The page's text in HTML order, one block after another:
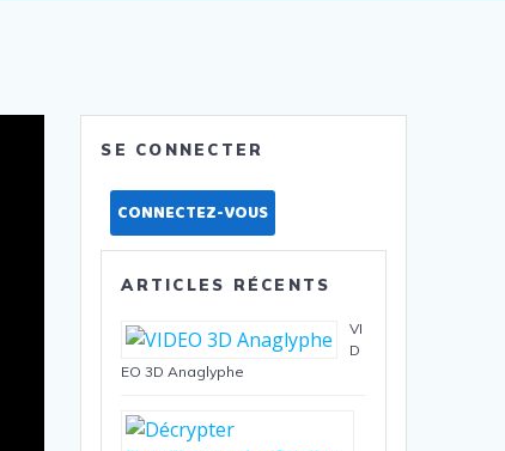
SE CONNECTER
CONNECTEZ-VOUS
ARTICLES RÉCENTS
VI
D
EO 3D Anaglyphe